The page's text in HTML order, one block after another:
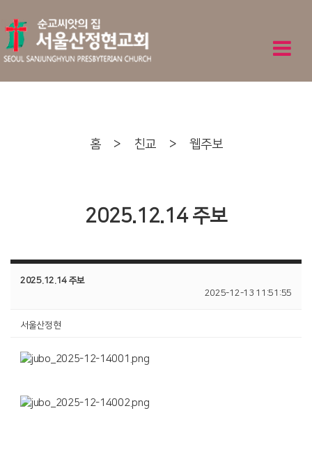
홈 > 친교 > 웹주보
2025.12.14 주보
2025.12.14 주보
2025-12-13 11:51:55
서울산정현